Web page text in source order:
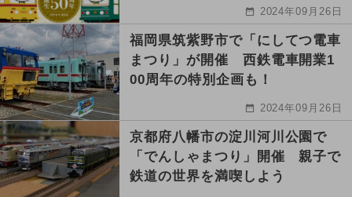
2024年09月26日
福岡県筑紫野市で「にしてつ電車
まつり」が開催 西鉄電車開業1
00周年の特別企画も！
2024年09月26日
京都府八幡市の淀川河川公園で
「でんしゃまつり」開催 親子で
鉄道の世界を満喫しよう